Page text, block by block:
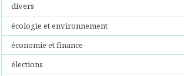
divers
écologie et environnement
économie et finance
élections